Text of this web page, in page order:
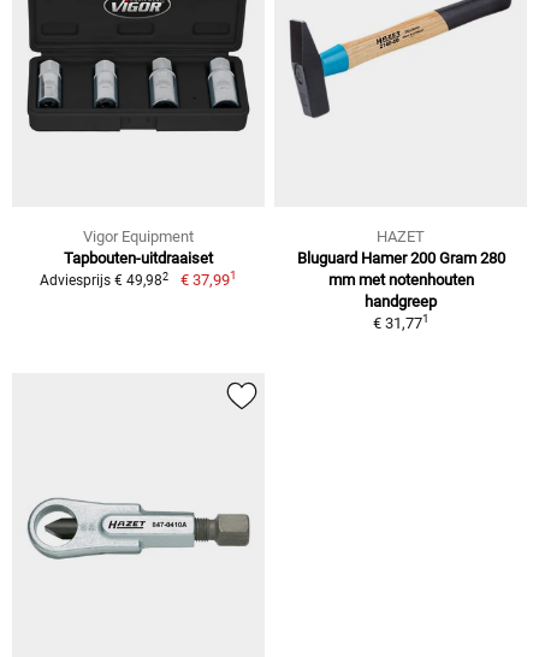
Vigor Equipment
Tapbouten-uitdraaiset
Adviesprijs € 49,982 € 37,991
HAZET
Bluguard Hamer 200 Gram 280
mm met notenhouten
handgreep
€ 31,771